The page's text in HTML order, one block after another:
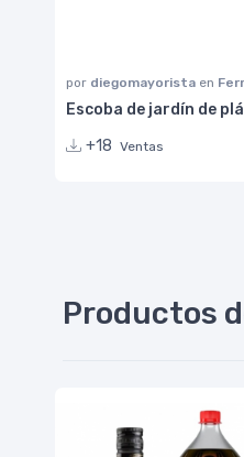
por diegomayorista en
Escoba de jardín de
+18 Ventas
Productos